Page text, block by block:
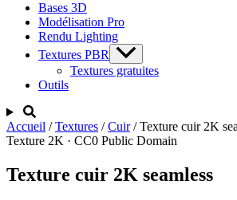
Bases 3D
Modélisation Pro
Rendu Lighting
Textures PBR
Textures gratuites
Outils
Accueil / Textures / Cuir / Texture cuir 2K
Texture 2K · CC0 Public Domain
Texture cuir 2K seamless